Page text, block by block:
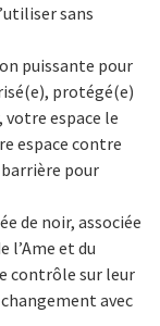
sans
puissante pour
protégé(e)
espace le
espace contre
pour
de noir, associée
l’Ame et du
contrôle sur leur
avec